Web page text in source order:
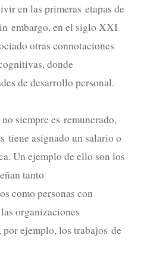
en las primeras etapas de
embargo, en el siglo XXI
otras connotaciones
donde
de desarrollo personal.
siempre es remunerado,
tiene asignado un salario o
Un ejemplo de ello son los
tanto
como personas con
organizaciones
ejemplo, los trabajos de